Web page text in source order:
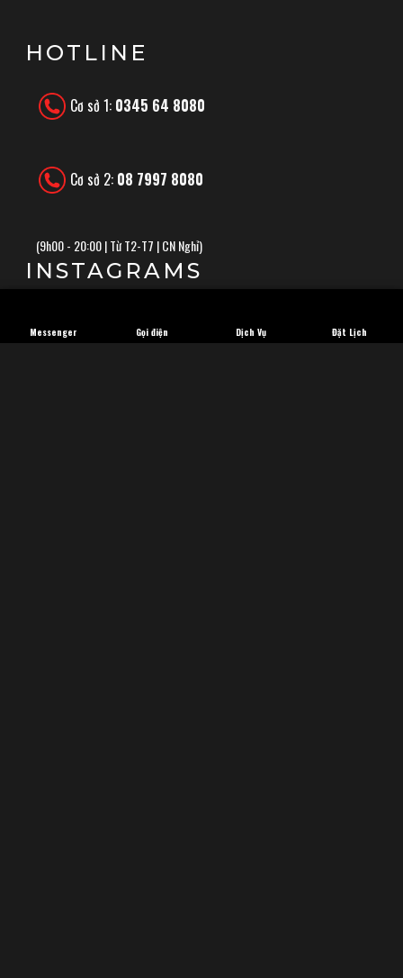
HOTLINE
Cơ sở 1: 0345 64 8080
Cơ sở 2: 08 7997 8080
(9h00 - 20:00 | Từ T2-T7 | CN Nghỉ)
INSTAGRAMS
Đặt Lịch
Dịch Vụ
Gọi điện
Messenger